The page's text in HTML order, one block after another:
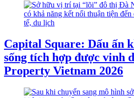
Capital Square: Dấu ấn
sống tích hợp được vinh
Property Vietnam 2026